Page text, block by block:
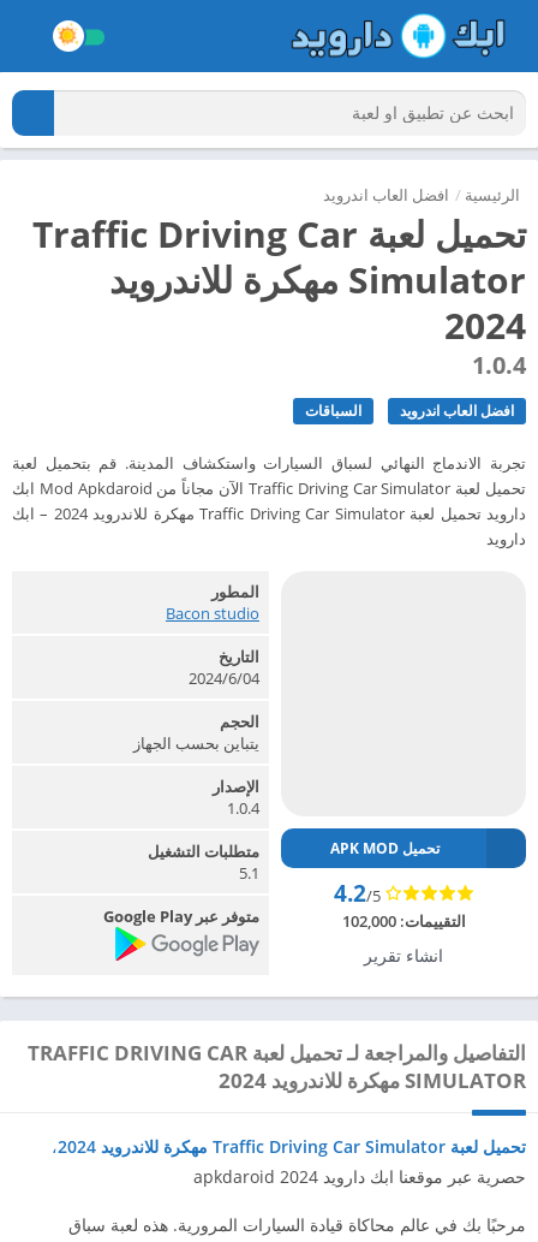
الرئيسية / افضل العاب اندرويد
تحميل لعبة Traffic Driving Car
Simulator مهكرة للاندرويد
2024
1.0.4
افضل العاب اندرويد السباقات
تجربة الاندماج النهائي لسباق السيارات واستكشاف المدينة. قم بتحميل لعبة
تحميل لعبة Traffic Driving Car Simulator الآن مجاناً من Mod Apkdaroid ابك
دارويد تحميل لعبة Traffic Driving Car Simulator مهكرة للاندرويد 2024 – ابك
دارويد
تحميل APK MOD
4.2/5
التقييمات:102,000
انشاء تقرير
المطور
Bacon studio‏
التاريخ
2024/6/04
الحجم
يتباين بحسب الجهاز
الإصدار
1.0.4
متطلبات التشغيل
5.1
متوفر عبر Google Play
التفاصيل والمراجعة لـ تحميل لعبة TRAFFIC DRIVING CAR
SIMULATOR مهكرة للاندرويد 2024
تحميل لعبة Traffic Driving Car Simulator مهكرة للاندرويد 2024
،
حصرية عبر موقعنا ابك دارويد 2024 apkdaroid
مرحبًا بك في عالم محاكاة قيادة السيارات المرورية. هذه لعبة سباق